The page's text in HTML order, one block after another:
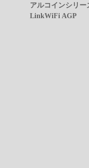
アルコインシリー
LinkWiFi AGP